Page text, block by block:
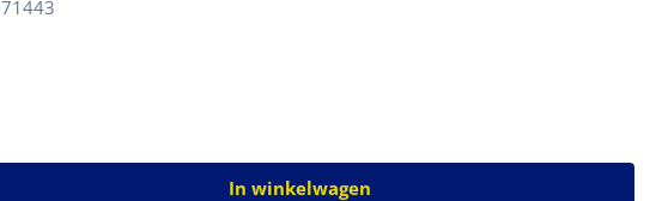
In winkelwagen